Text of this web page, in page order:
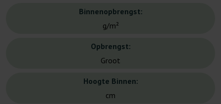
Binnenopbrengst:
g/m²
Opbrengst:
Groot
Hoogte Binnen:
cm